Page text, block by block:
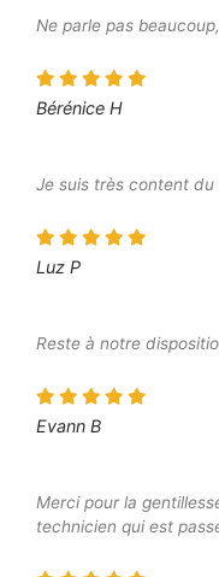
Ne parle pas
Bérénice H
Je suis très content
Luz P
Reste à notre
Evann B
Merci pour la
technicien qui est